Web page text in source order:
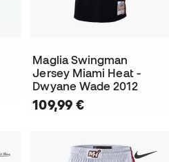
Maglia Swingman
Jersey Miami Heat -
Dwyane Wade 2012
109,99 €